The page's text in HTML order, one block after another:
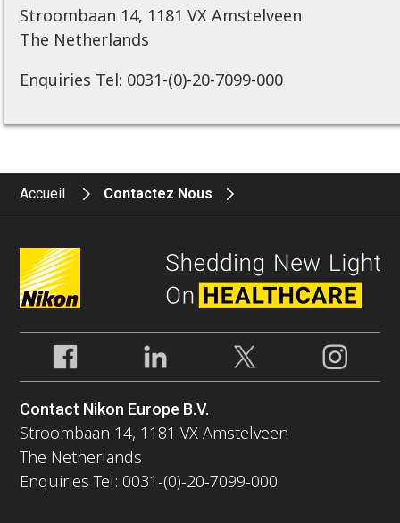
Stroombaan 14, 1181 VX Amstelveen
The Netherlands
Enquiries Tel: 0031-(0)-20-7099-000
Accueil Contactez Nous
Contact Nikon Europe B.V.
Stroombaan 14, 1181 VX Amstelveen
The Netherlands
Enquiries Tel: 0031-(0)-20-7099-000